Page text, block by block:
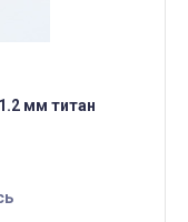
мм титан